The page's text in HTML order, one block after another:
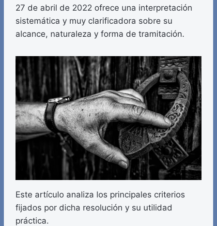
27 de abril de 2022 ofrece una interpretación
sistemática y muy clarificadora sobre su
alcance, naturaleza y forma de tramitación.
Este artículo analiza los principales criterios
fijados por dicha resolución y su utilidad
práctica.